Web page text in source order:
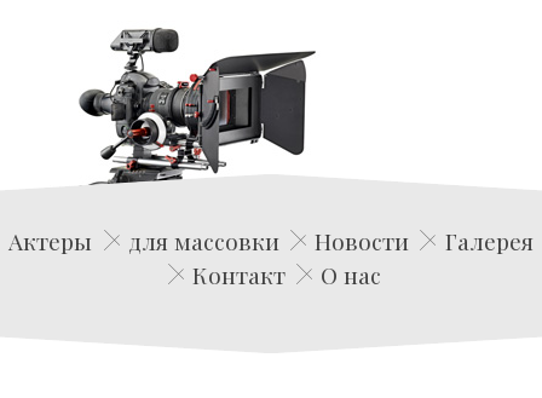
Edwin Film Agencja Aktorska
Актеры для массовки Новости
Галерея
Контакт
О нас